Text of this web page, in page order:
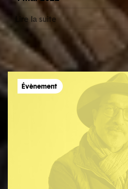
Lire la suite
Évènement